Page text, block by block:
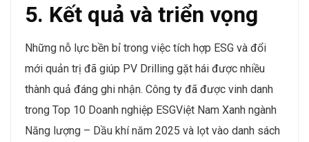
5. Kết quả và triển vọng
Những nỗ lực bền bỉ trong việc tích hợp ESG và đổi
mới quản trị đã giúp PV Drilling gặt hái được nhiều
thành quả đáng ghi nhận. Công ty đã được vinh danh
trong Top 10 Doanh nghiệp ESGViệt Nam Xanh ngành
Năng lượng – Dầu khí năm 2025 và lọt vào danh sách